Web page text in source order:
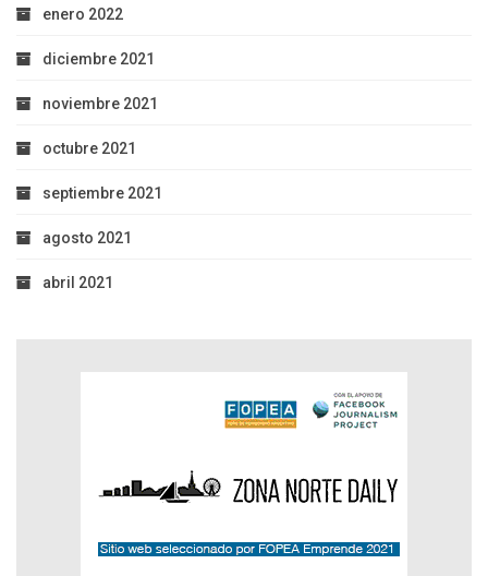
enero 2022
diciembre 2021
noviembre 2021
octubre 2021
septiembre 2021
agosto 2021
abril 2021